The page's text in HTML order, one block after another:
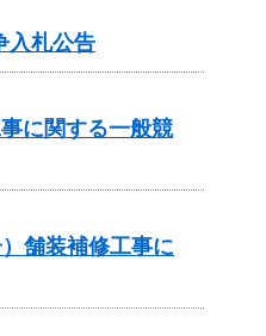
入札公告
に関する一般競
舗装補修工事に